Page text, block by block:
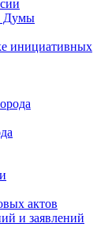
Думы
инициативных
актов
и заявлений